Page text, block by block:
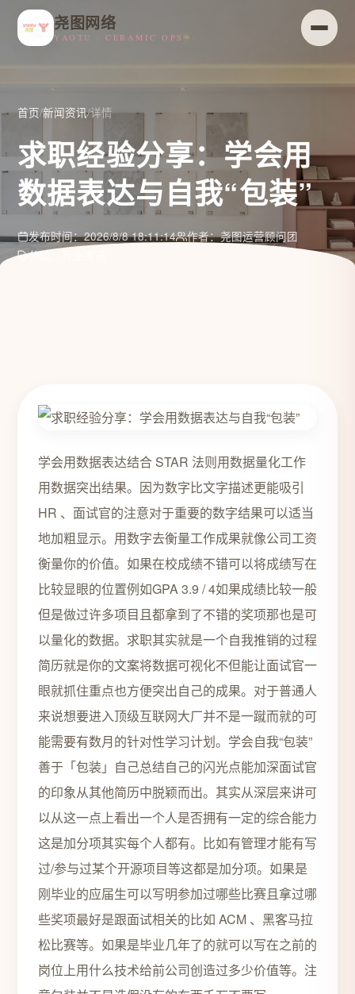
尧图网络
YAOTU · CERAMIC OPS
首页/新闻资讯/详情
求职经验分享：学会用
数据表达与自我“包装”
发布时间：2026/8/8 18:11:14
作者：尧图运营顾问团
分类：行业资讯
学会用数据表达结合 STAR 法则用数据量化工作
用数据突出结果。因为数字比文字描述更能吸引
HR 、面试官的注意对于重要的数字结果可以适当
地加粗显示。用数字去衡量工作成果就像公司工资
衡量你的价值。如果在校成绩不错可以将成绩写在
比较显眼的位置例如GPA 3.9 / 4如果成绩比较一般
但是做过许多项目且都拿到了不错的奖项那也是可
以量化的数据。求职其实就是一个自我推销的过程
简历就是你的文案将数据可视化不但能让面试官一
眼就抓住重点也方便突出自己的成果。对于普通人
来说想要进入顶级互联网大厂并不是一蹴而就的可
能需要有数月的针对性学习计划。学会自我“包装”
善于「包装」自己总结自己的闪光点能加深面试官
的印象从其他简历中脱颖而出。其实从深层来讲可
以从这一点上看出一个人是否拥有一定的综合能力
这是加分项其实每个人都有。比如有管理才能有写
过/参与过某个开源项目等这都是加分项。如果是
刚毕业的应届生可以写明参加过哪些比赛且拿过哪
些奖项最好是跟面试相关的比如 ACM 、黑客马拉
松比赛等。如果是毕业几年了的就可以写在之前的
岗位上用什么技术给前公司创造过多少价值等。注